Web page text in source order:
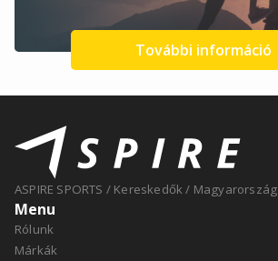
További információ
ASPIRE SPORTS / Kereskedők/ Magyarország
Menu
Rólunk
Márkák